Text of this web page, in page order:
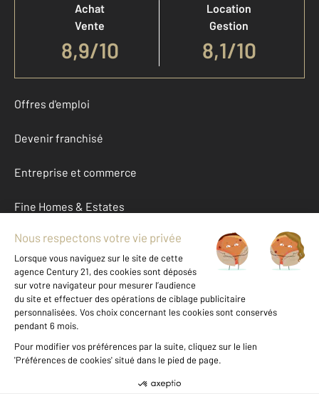
Achat
Vente
8,9/10
Location
Gestion
8,1/10
Offres d'emploi
Devenir franchisé
Entreprise et commerce
Fine Homes & Estates
À propos
International
Nous contacter
Données personnelles